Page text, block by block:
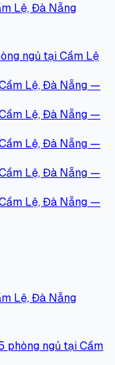
Lệ, Đà Nẵng
Lệ, Đà Nẵng